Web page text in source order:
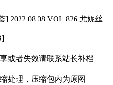
] 2022.08.08 VOL.826 尤妮丝
或者失效请联系站长补档
处理，压缩包内为原图